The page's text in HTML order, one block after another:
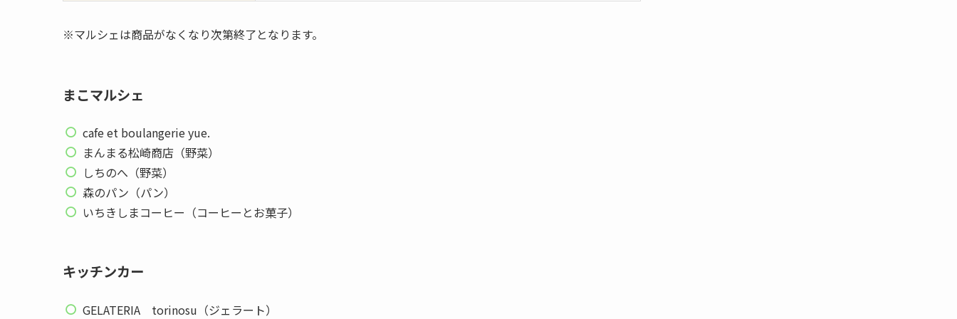
※マルシェは商品がなくなり次第終了となります。
まこマルシェ
cafe et boulangerie yue.
まんまる松崎商店（野菜）
しちのへ（野菜）
森のパン（パン）
いちきしまコーヒー（コーヒーとお菓子）
キッチンカー
GELATERIA torinosu（ジェラート）